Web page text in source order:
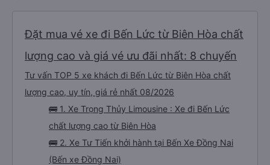
Đặt mua vé xe đi Bến Lức từ Biên Hòa chất
lượng cao và giá vé ưu đãi nhất: 8 chuyến
Tư vấn TOP 5 xe khách đi Bến Lức từ Biên Hòa chất
lượng cao, uy tín, giá rẻ nhất 08/2026
🚌 1. Xe Trọng Thủy Limousine : Xe đi Bến Lức
chất lượng cao từ Biên Hòa
🚌 2. Xe Tư Tiến khởi hành tại Bến Xe Đồng Nai
(Bến xe Đồng Nai)